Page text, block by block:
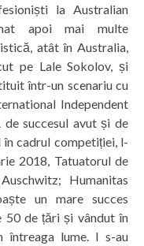
la Australian
apoi mai multe
atât în Australia,
pe Lale Sokolov, și
într-un scenariu cu
Independent
succesul avut și de
cadrul competiției, l-
2018, Tatuatorul de
Humanitas
un mare succes
50 de țări și vândut în
întreaga lume. I s-au